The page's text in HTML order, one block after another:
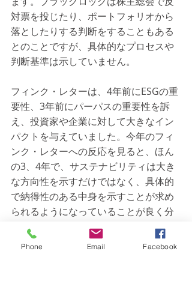
対票を投じたり、ポートフォリオから
落としたりする判断をすることもある
とのことですが、具体的なプロセスや
判断基準は示していません。
フィンク・レターは、4年前にESGの重
要性、3年前にパーパスの重要性を訴
え、投資家や企業に対して大きなイン
パクトを与えていました。今年のフィ
ンク・レターへの反応を見ると、ほん
の3、4年で、サステナビリティは大き
な方向性を示すだけではなく、具体的
で納得性のある中身を示すことが求め
られるようになっていることが良く分
かります。
Phone Email Facebook